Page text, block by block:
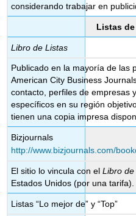
considerando trabajar en
Listas
Libro de Listas
Publicado en la mayoría de las
American City Business
contacto, perfiles de empresas
específicos en su región
tienen una copia impresa
Bizjournals
http://www.bizjournals.com/
El sitio lo vincula con elLibro
Estados Unidos (por una tarifa).
Listas “Lo mejor de” y “Top”